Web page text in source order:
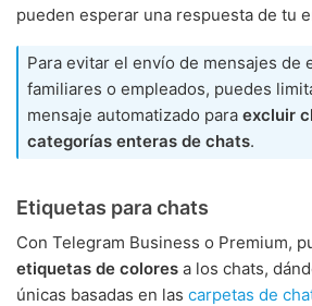
pueden esperar una respuesta de tu
Para evitar el envío de mensajes de
familiares o empleados, puedes
mensaje automatizado para excluir
categorías enteras de chats.
Etiquetas para chats
Con Telegram Business o Premium,
etiquetas de colores a los chats,
únicas basadas en las carpetas de